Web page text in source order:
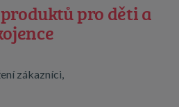
pro děti a
zákazníci,